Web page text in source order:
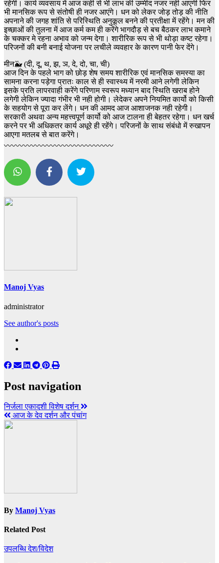
रहेगी। कार्य व्यवसाय में आज कही से भी लाभ की उम्मीद नजर नही आएगी फिर
भी मानसिक रूप से संतोषी ही नजर आएंगे। धन को लेकर जोड़ तोड़ की नीति
अपनाने की जगह शांति से परिस्थिति अनुकूल बनने की प्रतीक्षा में रहेंगे। मन की
इच्छाओं की तुलना में आज कर्म कम ही करेंगे भागदौड़ से बच बैठकर लाभ कमाने
के चक्कर मे रहना अभाव को जन्म देगा। शारीरिक रूप से भी थोड़ा कष्ट रहेगा।
परिजनों की बनी बनाई योजना पर लचीले व्यवहार के कारण पानी फेर देंगे।
मीन🐳 (दी, दू, थ, झ, ञ, दे, दो, चा, ची)
आज दिन के पहले भाग को छोड़ शेष समय शारीरिक एवं मानसिक समस्या का
सामना करना पड़ेगा प्रातः काल से ही स्वास्थ्य में नरमी आने लगेगी लेकिन
इसके प्रति लापरवाही करेंगे परिणाम स्वरूप मध्यान बाद स्थिति खराब होने
लगेगी लेकिन ज्यादा गंभीर भी नही होगी। लेदेकर अपने नियमित कार्यो को किसी
के सहयोग से पूरा कर लेंगे। धन की आमद आज आशाजनक नही रहेगी।
सरकारी अथवा अन्य महत्त्वपूर्ण कार्यो को आज टालना ही बेहतर रहेगा। धन खर्च
करने पर भी अधिकतर कार्य अधूरे ही रहेंगे। परिजनों के साथ संबंधो में रुखापन
आएगा मतलब से बात करेंगे।
〰️〰️〰️〰️〰️〰️〰️〰️〰️〰️〰️〰️〰️〰️
Manoj Vyas
administrator
See author's posts
Post navigation
निर्जला एकादशी विशेष दर्शन
आज के देव दर्शन और पंचांग
By Manoj Vyas
Related Post
उपलब्धिदेश/विदेश